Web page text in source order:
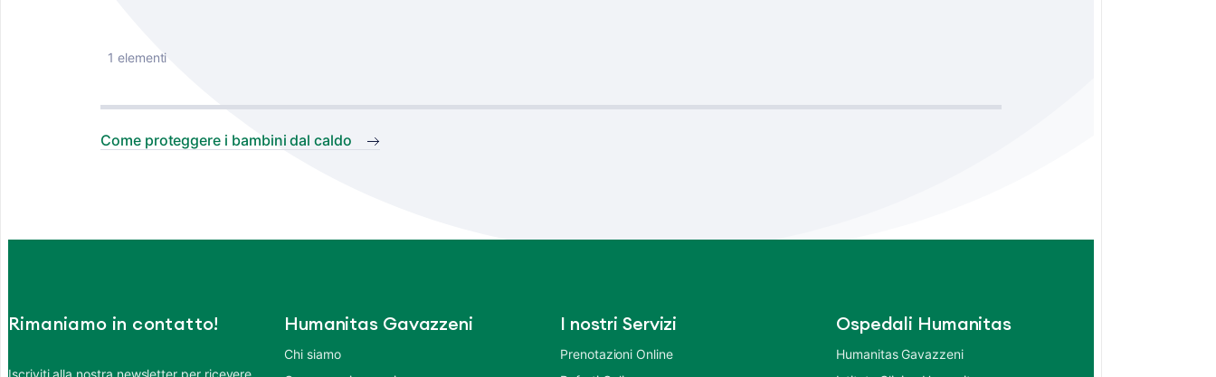
1 elementi
Come proteggere i bambini dal caldo
Rimaniamo in contatto!
Iscriviti alla nostra newsletter per ricevere
Humanitas Gavazzeni
Chi siamo
I nostri Servizi
Prenotazioni Online
Ospedali Humanitas
Humanitas Gavazzeni